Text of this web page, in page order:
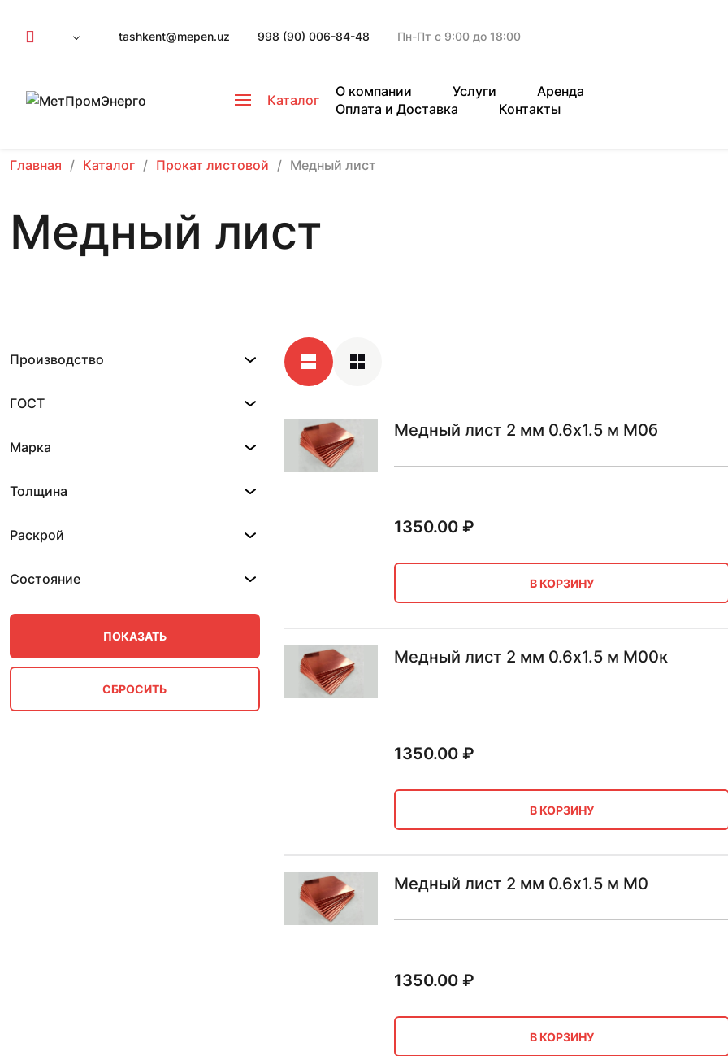
tashkent@mepen.uz 998 (90) 006-84-48 Пн-Пт с 9:00 до 18:00
Каталог
О компании Услуги
Аренда
Оплата и Доставка
Контакты
Главная Каталог Прокат листовой Медный лист
Медный лист
Производство
ГОСТ
Марка
Толщина
Раскрой
Состояние
Медный лист 2 мм 0.6х1.5 м М0б
1350.00₽
В КОРЗИНУ
Медный лист 2 мм 0.6х1.5 м М00к
1350.00₽
В КОРЗИНУ
Медный лист 2 мм 0.6х1.5 м М0
1350.00₽
В КОРЗИНУ